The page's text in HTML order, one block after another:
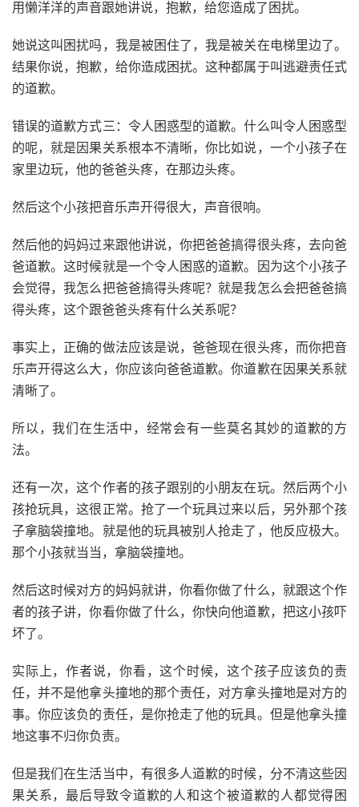
用懒洋洋的声音跟她讲说，抱歉，给您造成了困扰。
她说这叫困扰吗，我是被困住了，我是被关在电梯里边了。
结果你说，抱歉，给你造成困扰。这种都属于叫逃避责任式
的道歉。
错误的道歉方式三：令人困惑型的道歉。什么叫令人困惑型
的呢，就是因果关系根本不清晰，你比如说，一个小孩子在
家里边玩，他的爸爸头疼，在那边头疼。
然后这个小孩把音乐声开得很大，声音很响。
然后他的妈妈过来跟他讲说，你把爸爸搞得很头疼，去向爸
爸道歉。这时候就是一个令人困惑的道歉。因为这个小孩子
会觉得，我怎么把爸爸搞得头疼呢？就是我怎么会把爸爸搞
得头疼，这个跟爸爸头疼有什么关系呢？
事实上，正确的做法应该是说，爸爸现在很头疼，而你把音
乐声开得这么大，你应该向爸爸道歉。你道歉在因果关系就
清晰了。
所以，我们在生活中，经常会有一些莫名其妙的道歉的方
法。
还有一次，这个作者的孩子跟别的小朋友在玩。然后两个小
孩抢玩具，这很正常。抢了一个玩具过来以后，另外那个孩
子拿脑袋撞地。就是他的玩具被别人抢走了，他反应极大。
那个小孩就当当，拿脑袋撞地。
然后这时候对方的妈妈就讲，你看你做了什么，就跟这个作
者的孩子讲，你看你做了什么，你快向他道歉，把这小孩吓
坏了。
实际上，作者说，你看，这个时候，这个孩子应该负的责
任，并不是他拿头撞地的那个责任，对方拿头撞地是对方的
事。你应该负的责任，是你抢走了他的玩具。但是他拿头撞
地这事不归你负责。
但是我们在生活当中，有很多人道歉的时候，分不清这些因
果关系，最后导致令道歉的人和这个被道歉的人都觉得困